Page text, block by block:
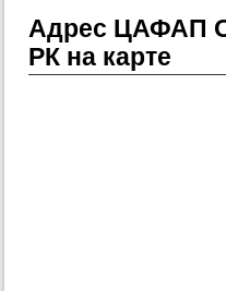
Адрес ЦАФАП
РК на карте